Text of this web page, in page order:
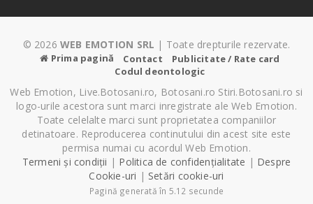
© 2026 WEB EMOTION SRL | Toate drepturile rezervate.
Prima pagină Contact
Publicitate / Rate card
Codul deontologic
Web Emotion, Live.Botosani.ro, Botosani.ro Stiri.Botosani.ro si
logo-urile acestora sunt marci inregistrate ale Web Emotion.
Toate celelalte marci sunt proprietatea companiilor
detinatoare. Reproducerea continutului din acest site este
permisa numai cu acordul Web Emotion.
Termeni și condiții | Politica de confidențialitate | Despre
Cookie-uri | Setări cookie-uri
Pagină generată în 5.12 secunde